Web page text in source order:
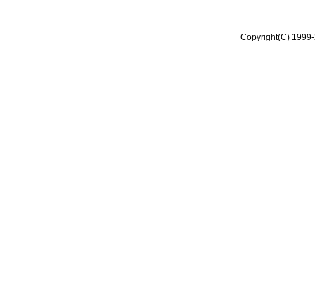
Copyright(C)